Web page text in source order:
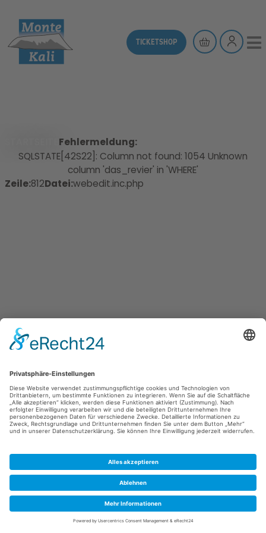
TICKETSHOP
Fehlermeldung:
SQLSTATE[42S22]: Column not found: 1054 Unknown
column 'das_revier' in 'WHERE'
Zeile:812Datei:webedit.inc.php